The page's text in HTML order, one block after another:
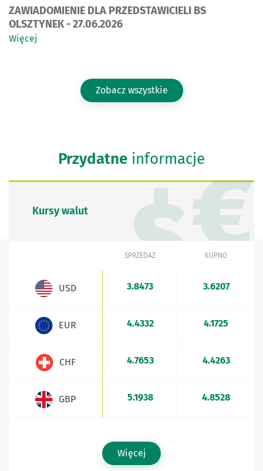
ZAWIADOMIENIE DLA PRZEDSTAWICIELI BS
OLSZTYNEK - 27.06.2026
Więcej
Zobacz wszystkie
Przydatne informacje
Kursy walut
SPRZEDAŻ KUPNO
USD 3.8473 3.6207
EUR 4.4332 4.1725
CHF 4.7653 4.4263
GBP 5.1938 4.8528
Więcej